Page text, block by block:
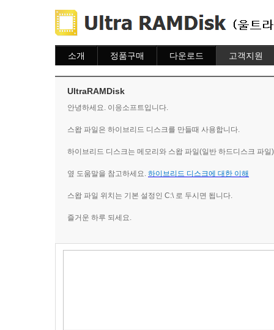
소개 정품구매
이용안내
다운로드 고객지원
UltraRAMDisk
안녕하세요. 이응소프트입니다.
스왑 파일은 하이브리드 디스크를 만들때 사용합니다.
하이브리드 디스크는 메모리와 스왑 파일(일반 하드디스크 파
옆 도움말을 참고하세요. 하이브리드 디스크에 대한 이해
스왑 파일 위치는 기본 설정인 C:\ 로 두시면 됩니다.
즐거운 하루 되세요.